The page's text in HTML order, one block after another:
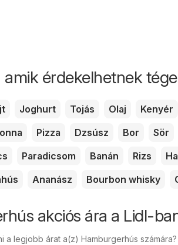
amik érdekelhetnek
Joghurt Tojás Olaj Kenyér
Pizza Dzsúsz Bor Sör
Paradicsom Banán Rizs
Ananász Bourbon whisky
akciós ára a Lidl-
a legjobb árat a(z) Hamburgerhús